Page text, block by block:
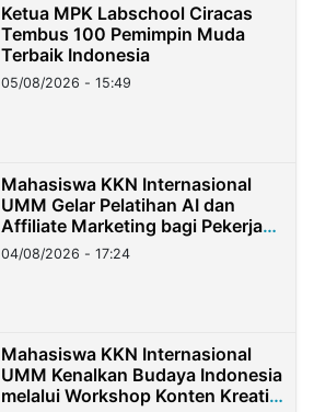
Ketua MPK Labschool Ciracas
Tembus 100 Pemimpin Muda
Terbaik Indonesia
05/08/2026 - 15:49
Mahasiswa KKN Internasional
UMM Gelar Pelatihan AI dan
Affiliate Marketing bagi Pekerja
Migran Indonesia di Taiwan
04/08/2026 - 17:24
Mahasiswa KKN Internasional
UMM Kenalkan Budaya Indonesia
melalui Workshop Konten Kreatif